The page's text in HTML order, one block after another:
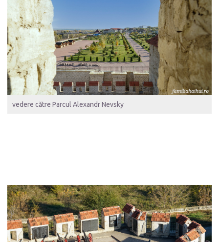
vedere către Parcul Alexandr Nevsky